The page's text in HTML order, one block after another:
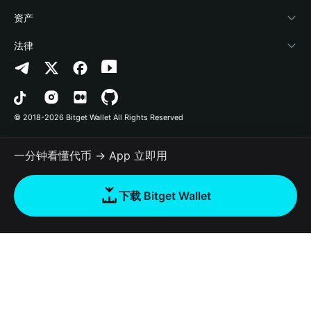
帮助中心
联系我们
品牌资源
工作机会
Crypto Swap API
山寨季指数
预测市场
DApp
RWA
如何购买加密货币
Bitget Wallet Pay
合作上架
安全防护技术
快捷买币
授权检测
合约检测
批量转账
资产
Arbitrum
Avalanche
Bitcoin
Polygon
法律
隐私协议
用户使用协议
© 2018-2026 Bitget Wallet All Rights Reserved
一分钟看懂代币 → App 立即用
下载 Bitget Wallet